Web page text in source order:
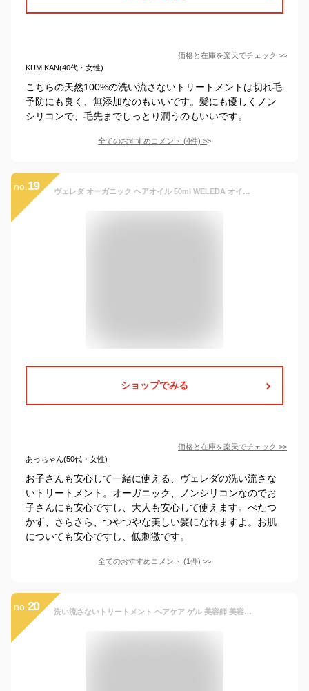
価格と在庫を楽天でチェック >>
KUMIKAN(40代・女性)
こちらの天然100%の洗い流さないトリートメントは切れ毛
予防にも良く、無添加なのもいいです。髪にも優しくノン
シリコンで、毛先までしっとり潤うのもいいです。
全てのおすすめコメント (4件) >
no. 19 ヴェレダ オーガニック ヘアオイル 50ml WELEDA オイル・美容液・洗い流さないトリートメント [5631/3620/6086]メール便無料[A][TG250]
ショップでみる
価格と在庫を楽天でチェック >>
あっちゃん(50代・女性)
お子さんも安心して一緒に使える、ヴェレダの洗い流さな
いトリートメント。オーガニック、ノンシリコンなのでお
子さんにも安心ですし、大人も安心して使えます。べたつ
かず、さらさら、つやつやな美しい髪になれますよ。お肌
についても安心ですし、低刺激です。
全てのおすすめコメント (1件) >
no. 20 洗い流さないトリートメント ヘアケア ゲル 美容師 美容院 おすすめ マイマ ボタニカル サロン専売品 美容室専売品 ぷるぷるトリートメント 100g Maima Botanical